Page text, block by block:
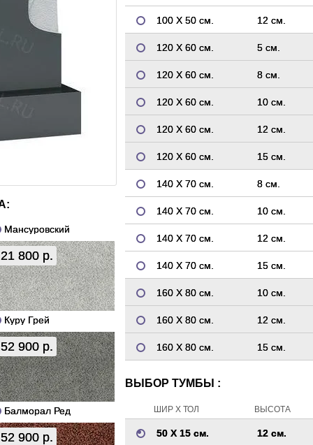
Мансуровский
21 800 р.
Куру Грей
52 900 р.
Балморал Ред
52 900 р.
100 Х 50 см. 12 см.
120 Х 60 см. 5 см.
120 Х 60 см. 8 см.
120 Х 60 см. 10 см.
120 Х 60 см. 12 см.
120 Х 60 см. 15 см.
140 Х 70 см. 8 см.
140 Х 70 см. 10 см.
140 Х 70 см. 12 см.
140 Х 70 см. 15 см.
160 Х 80 см. 10 см.
160 Х 80 см. 12 см.
160 Х 80 см. 15 см.
ВЫБОР ТУМБЫ :
ШИР Х ТОЛ ВЫСОТА
50 Х 15 см. 12 см.